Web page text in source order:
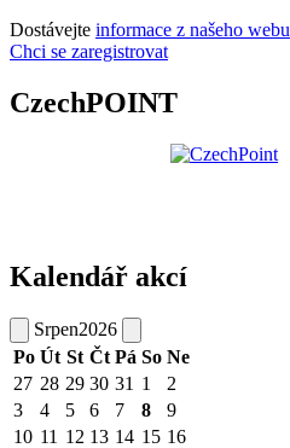
Dostávejte informace z našeho webu
Chci se zaregistrovat
CzechPOINT
Kalendář akcí
Srpen2026
Po Út St Čt Pá So Ne
27 28 29 30 31 1
2
3
4 5 6 7 8
9
10 11 12 13 14 15 16